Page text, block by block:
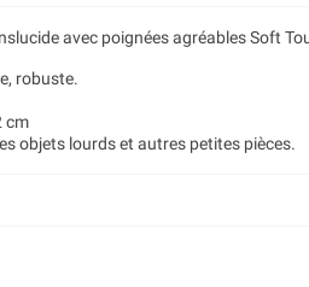
avec poignées agréables Soft
robuste.
cm
objets lourds et autres petites pièces.